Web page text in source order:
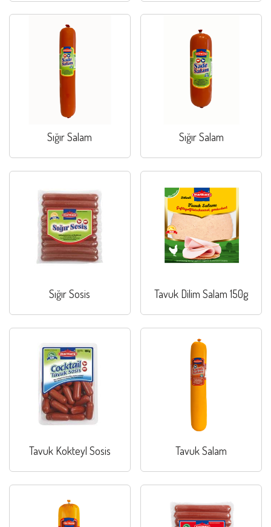
Sığır Salam Sığır Salam
Sığır Sosis Tavuk Dilim Salam 150g
Tavuk Kokteyl Sosis Tavuk Salam